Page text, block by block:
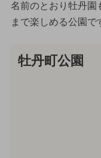
名前のとおり牡丹園
まで楽しめる公園で
牡丹町公園